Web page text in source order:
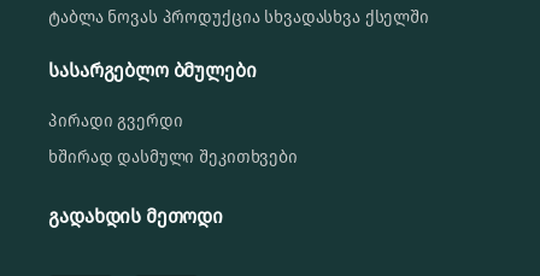
ტაბლა ნოვას პროდუქცია სხვადასხვა ქსელში
სასარგებლო ბმულები
პირადი გვერდი
ხშირად დასმული შეკითხვები
გადახდის მეთოდი